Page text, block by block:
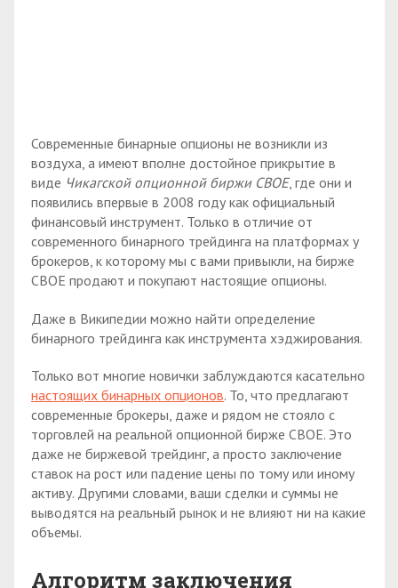
Современные бинарные опционы не возникли из
воздуха, а имеют вполне достойное прикрытие в
виде Чикагской опционной биржи СВОЕ, где они и
появились впервые в 2008 году как официальный
финансовый инструмент. Только в отличие от
современного бинарного трейдинга на платформах у
брокеров, к которому мы с вами привыкли, на бирже
СВОЕ продают и покупают настоящие опционы.
Даже в Википедии можно найти определение
бинарного трейдинга как инструмента хэджирования.
Только вот многие новички заблуждаются касательно
настоящих бинарных опционов. То, что предлагают
современные брокеры, даже и рядом не стояло с
торговлей на реальной опционной бирже СВОЕ. Это
даже не биржевой трейдинг, а просто заключение
ставок на рост или падение цены по тому или иному
активу. Другими словами, ваши сделки и суммы не
выводятся на реальный рынок и не влияют ни на какие
объемы.
Алгоритм заключения